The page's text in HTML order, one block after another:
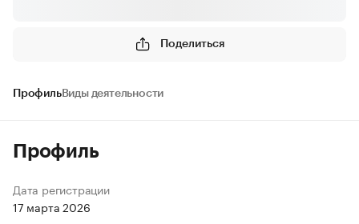
Поделиться
ПрофильВиды деятельности
Профиль
Дата регистрации
17 марта 2026